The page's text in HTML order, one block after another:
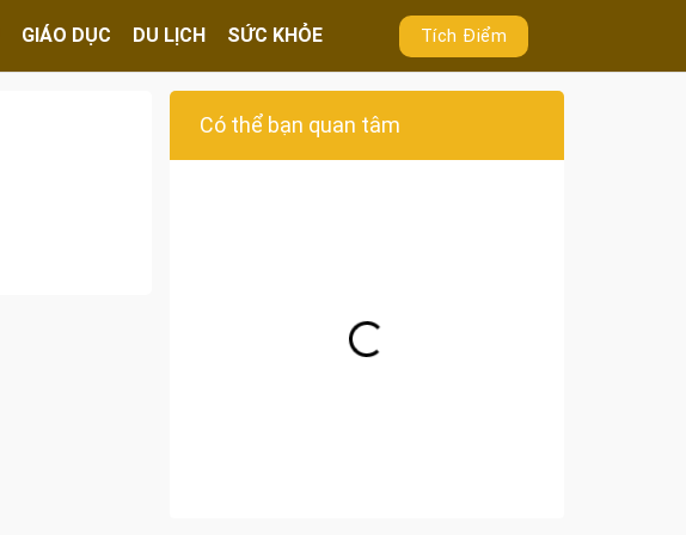
GIÁO DỤC DU LỊCH SỨC KHỎE Tích Điểm
Có thể bạn quan tâm